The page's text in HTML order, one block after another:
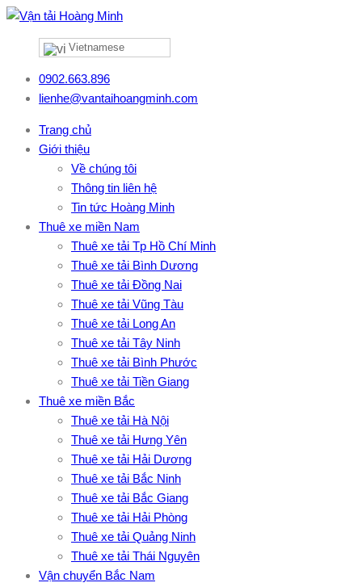
Vietnamese
0902.663.896
lienhe@vantaihoangminh.com
Trang chủ
Giới thiệu
Về chúng tôi
Thông tin liên hệ
Tin tức Hoàng Minh
Thuê xe miền Nam
Thuê xe tải Tp Hồ Chí Minh
Thuê xe tải Bình Dương
Thuê xe tải Đồng Nai
Thuê xe tải Vũng Tàu
Thuê xe tải Long An
Thuê xe tải Tây Ninh
Thuê xe tải Bình Phước
Thuê xe tải Tiền Giang
Thuê xe miền Bắc
Thuê xe tải Hà Nội
Thuê xe tải Hưng Yên
Thuê xe tải Hải Dương
Thuê xe tải Bắc Ninh
Thuê xe tải Bắc Giang
Thuê xe tải Hải Phòng
Thuê xe tải Quảng Ninh
Thuê xe tải Thái Nguyên
Vận chuyển Bắc Nam